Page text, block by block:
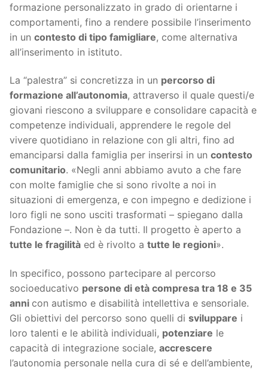
formazione personalizzato in grado di orientarne i
comportamenti, fino a rendere possibile l’inserimento
in un contesto di tipo famigliare, come alternativa
all’inserimento in istituto.
La “palestra” si concretizza in un percorso di
formazione all’autonomia, attraverso il quale questi/e
giovani riescono a sviluppare e consolidare capacità e
competenze individuali, apprendere le regole del
vivere quotidiano in relazione con gli altri, fino ad
emanciparsi dalla famiglia per inserirsi in un contesto
comunitario. «Negli anni abbiamo avuto a che fare
con molte famiglie che si sono rivolte a noi in
situazioni di emergenza, e con impegno e dedizione i
loro figli ne sono usciti trasformati – spiegano dalla
Fondazione –. Non è da tutti. Il progetto è aperto a
tutte le fragilità ed è rivolto a tutte le regioni».
In specifico, possono partecipare al percorso
socioeducativo persone di età compresa tra 18 e 35
anni con autismo e disabilità intellettiva e sensoriale.
Gli obiettivi del percorso sono quelli di sviluppare i
loro talenti e le abilità individuali, potenziare le
capacità di integrazione sociale, accrescere
l’autonomia personale nella cura di sé e dell’ambiente,